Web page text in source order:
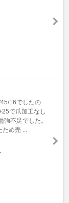
16でしたの
で爪加工なし
不足でした。
め売 ...